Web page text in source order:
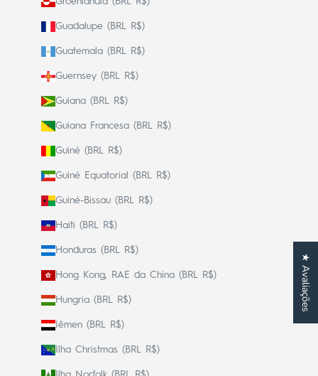
Guadalupe (BRL R$)
Guatemala (BRL R$)
Guernsey (BRL R$)
Guiana (BRL R$)
Guiana Francesa (BRL R$)
Guiné (BRL R$)
Guiné Equatorial (BRL R$)
Guiné-Bissau (BRL R$)
Haiti (BRL R$)
Honduras (BRL R$)
Hong Kong, RAE da China (BRL R$)
Hungria (BRL R$)
Iêmen (BRL R$)
Ilha Christmas (BRL R$)
★ Avaliações